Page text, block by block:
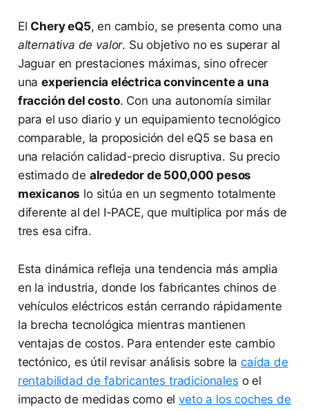
El Chery eQ5, en cambio, se presenta como una
alternativa de valor. Su objetivo no es superar al
Jaguar en prestaciones máximas, sino ofrecer
unaexperiencia eléctrica convincente a una
fracción del costo. Con una autonomía similar
para el uso diario y un equipamiento tecnológico
comparable, la proposición del eQ5 se basa en
una relación calidad-precio disruptiva. Su precio
estimado de alrededor de 500,000 pesos
mexicanos lo sitúa en un segmento totalmente
diferente al del I-PACE, que multiplica por más de
tres esa cifra.
Esta dinámica refleja una tendencia más amplia
en la industria, donde los fabricantes chinos de
vehículos eléctricos están cerrando rápidamente
la brecha tecnológica mientras mantienen
ventajas de costos. Para entender este cambio
tectónico, es útil revisar análisis sobre lacaída de
rentabilidad de fabricantes tradicionales o el
impacto de medidas como elveto a los coches de